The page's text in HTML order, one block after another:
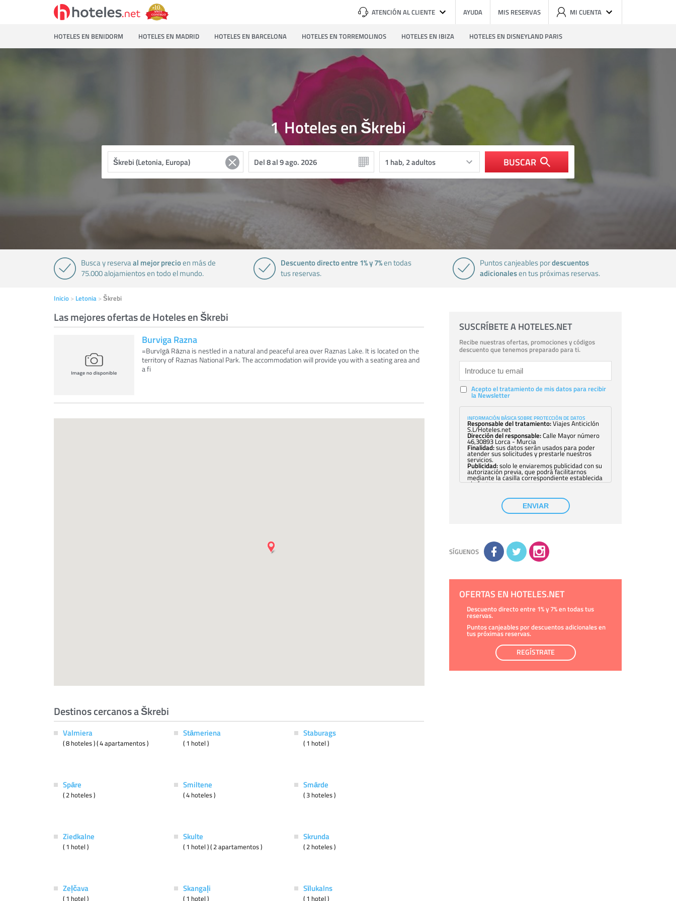
ATENCIÓN AL CLIENTE AYUDA MIS RESERVAS MI CUENTA
HOTELES EN BENIDORM HOTELES EN MADRID HOTELES EN BARCELONA HOTELES EN TORREMOLINOS HOTELES EN IBIZA HOTELES EN DISNEYLAND PARIS
Hoteles en Škrebi
1
BUSCAR
Busca y reservaal mejor precioen más de
75.000 alojamientos en todo el mundo.
Descuento directo entre 1% y 7%en todas
tus reservas.
Puntos canjeables pordescuentos
adicionalesen tus próximas reservas.
Inicio Letonia Škrebi
Las mejores ofertas de Hoteles en Škrebi
Burviga Razna
=Burvīgā Rāzna is nestled in a natural and peaceful area over Raznas Lake. It is located on the
territory of Raznas National Park. The accommodation will provide you with a seating area and
a fi
Destinos cercanos a Škrebi
Valmiera
( 8 hoteles ) ( 4 apartamentos )
Stāmeriena
( 1 hotel )
Staburags
( 1 hotel )
Spāre
( 2 hoteles )
Smiltene
( 4 hoteles )
Smārde
( 3 hoteles )
Ziedkalne
( 1 hotel )
Skulte
( 1 hotel ) ( 2 apartamentos )
Skrunda
( 2 hoteles )
Zeļčava
( 1 hotel )
Skangaļi
( 1 hotel )
Sīlukalns
( 1 hotel )
SUSCRÍBETE A HOTELES.NET
Recibe nuestras ofertas, promociones y códigos
descuento que tenemos preparado para ti.
Acepto el tratamiento de mis datos para recibir
la Newsletter
INFORMACIÓN BÁSICA SOBRE PROTECCIÓN DE DATOS
Responsable del tratamiento:Viajes Anticiclón
S.L/Hoteles.net
Dirección del responsable:Calle Mayor número
46,30893 Lorca - Murcia
Finalidad:sus datos serán usados para poder
atender sus solicitudes y prestarle nuestros
servicios.
Publicidad:solo le enviaremos publicidad con su
autorización previa, que podrá facilitarnos
mediante la casilla correspondiente establecida
al efecto.
con su consentimiento previo, que podrá
facilitarnos mediante la casilla correspondiente
establecida al efecto.
Destinatarios:con carácter general, sólo el
Derechos:tiene derecho a saber qué
información tenemos sobre usted, corregirla y
eliminarla, tal y como se explica en la
información adicional disponible en nuestra
la información adicional y detallada sobre cómo
ENVIAR
SÍGUENOS
OFERTAS EN HOTELES.NET
Descuento directo entre 1% y 7% en todas tus
reservas.
Puntos canjeables por descuentos adicionales en
tus próximas reservas.
REGÍSTRATE